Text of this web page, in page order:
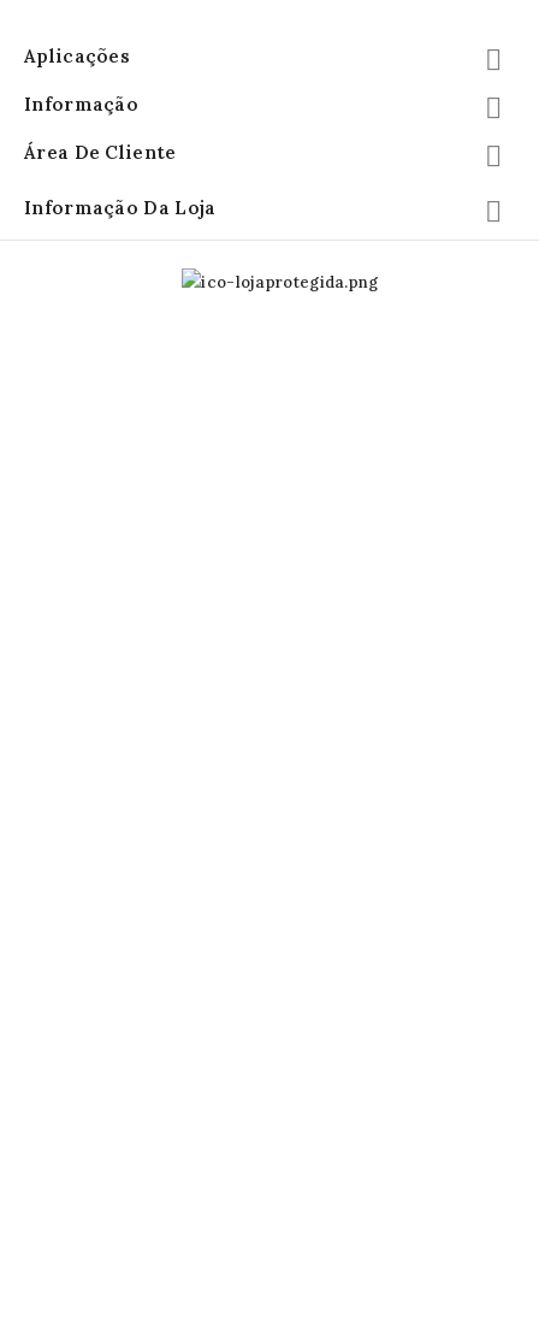
Aplicações 
Informação 
Área De Cliente 
Informação Da Loja 